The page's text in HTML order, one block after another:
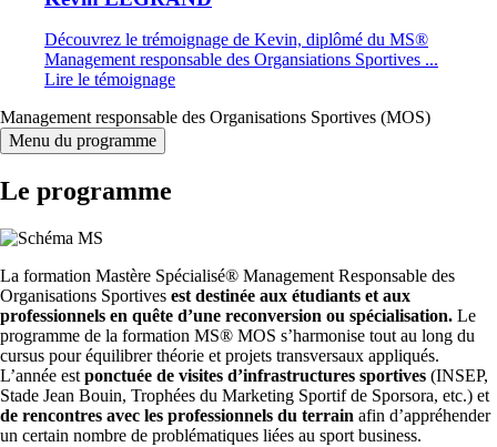
Découvrez le trémoignage de Kevin, diplômé du MS®
Management responsable des Organsiations Sportives ...
Lire le témoignage
Management responsable des Organisations Sportives (MOS)
Menu du programme
Le programme
La formation Mastère Spécialisé® Management Responsable des
Organisations Sportives est destinée aux étudiants et aux
professionnels en quête d’une reconversion ou spécialisation. Le
programme de la formation MS® MOS s’harmonise tout au long du
cursus pour équilibrer théorie et projets transversaux appliqués.
L’année est ponctuée de visites d’infrastructures sportives (INSEP,
Stade Jean Bouin, Trophées du Marketing Sportif de Sporsora, etc.) et
de rencontres avec les professionnels du terrain afin d’appréhender
un certain nombre de problématiques liées au sport business.